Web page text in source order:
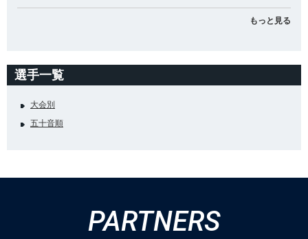
もっと見る
選手一覧
大会別
五十音順
PARTNERS